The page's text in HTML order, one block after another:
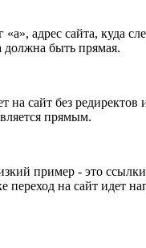
адрес сайта, куда
должна быть прямая.
сайт без редиректов
прямым.
пример - это ссылки
на сайт идет